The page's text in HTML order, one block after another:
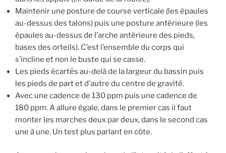
Maintenir une posture de course verticale (les épaules
au-dessus des talons) puis une posture antérieure (les
épaules au-dessus de l’arche antérieure des pieds,
bases des orteils). C’est l’ensemble du corps qui
s’incline et non le buste qui se casse.
Les pieds écartés au-delà de la largeur du bassin puis
les pieds de part et d’autre du centre de gravité.
Avec une cadence de 130 ppm puis une cadence de
180 ppm. A allure égale, dans le premier cas il faut
monter les marches deux par deux, dans le second cas
une à une. Un test plus parlant en côte.